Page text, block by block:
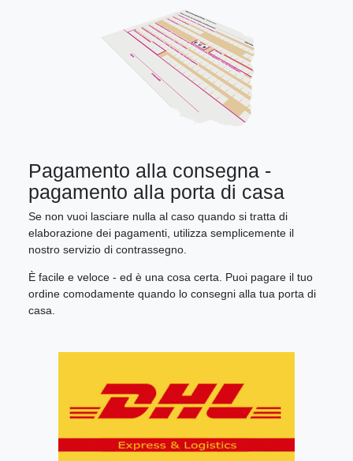
Pagamento alla consegna -
pagamento alla porta di casa
Se non vuoi lasciare nulla al caso quando si tratta di
elaborazione dei pagamenti, utilizza semplicemente il
nostro servizio di contrassegno.
È facile e veloce - ed è una cosa certa. Puoi pagare il tuo
ordine comodamente quando lo consegni alla tua porta di
casa.